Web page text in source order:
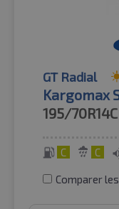
GT Radial
Kargomax
195/70R14C
C C
Comparer